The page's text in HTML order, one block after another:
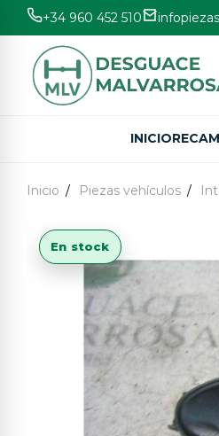
+34 960 452 510
INICIO
Inicio Piezas vehículos
En stock